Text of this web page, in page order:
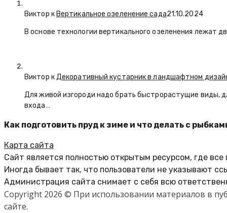
Виктор кВертикальное озеленение сада21.10.2024
В основе технологии вертикального озеленения лежат
Виктор кДекоративный кустарник в ландшафтном
Для живой изгороди надо брать быстрорастущие виды,
входа…
Как подготовить пруд к зиме и что делать с
Карта сайта
Сайт является полностью открытым ресурсом, где
Иногда бывает так, что пользователи не указывают
Администрация сайта снимает с себя всю
Copyright 2026 © При использовании материалов в
сайте.